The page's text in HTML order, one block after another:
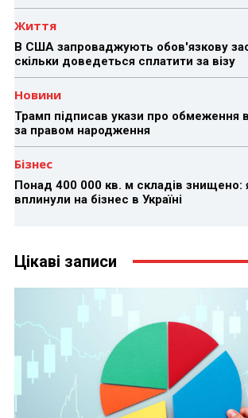
Життя
В США запроваджують обов'язкову
скільки доведеться сплатити за візу
Новини
Трамп підписав укази про
за правом народження
Бізнес
Понад 400 000 кв. м складів знищено:
вплинули на бізнес в Україні
Цікаві записи